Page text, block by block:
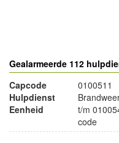
Gealarmeerde 112
Capcode
0100511
Hulpdienst
Eenheid
t/m
code